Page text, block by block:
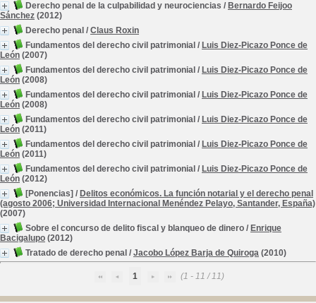
Derecho penal de la culpabilidad y neurociencias / Bernardo Feijoo
Sánchez (2012)
Derecho penal / Claus Roxin
Fundamentos del derecho civil patrimonial / Luis Diez-Picazo Ponce de
León (2007)
Fundamentos del derecho civil patrimonial / Luis Diez-Picazo Ponce de
León (2008)
Fundamentos del derecho civil patrimonial / Luis Diez-Picazo Ponce de
León (2008)
Fundamentos del derecho civil patrimonial / Luis Diez-Picazo Ponce de
León (2011)
Fundamentos del derecho civil patrimonial / Luis Diez-Picazo Ponce de
León (2011)
Fundamentos del derecho civil patrimonial / Luis Diez-Picazo Ponce de
León (2012)
[Ponencias] / Delitos económicos. La función notarial y el derecho penal
(agosto 2006; Universidad Internacional Menéndez Pelayo, Santander, España)
(2007)
Sobre el concurso de delito fiscal y blanqueo de dinero / Enrique
Bacigalupo (2012)
Tratado de derecho penal / Jacobo López Barja de Quiroga (2010)
1 (1 - 11 / 11)